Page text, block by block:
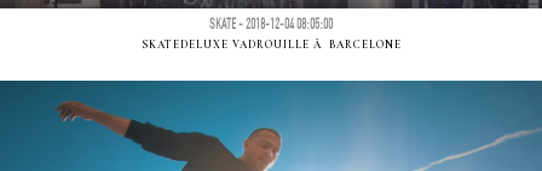
SKATE - 2018-12-04 08:05:00
SKATEDELUXE VADROUILLE Ã BARCELONE